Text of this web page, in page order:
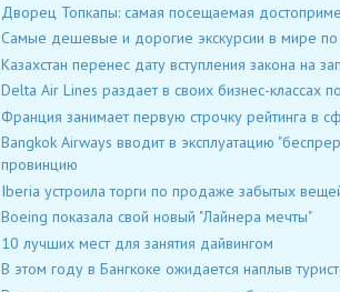
Дворец Топкапы: самая посещаемая
Самые дешевые и дорогие экскурсии в мире
Казахстан перенес дату вступления закона на
Delta Air Lines раздает в своих бизнес-классах
Франция занимает первую строчку рейтинга в
Bangkok Airways вводит в эксплуатацию
провинцию
Iberia устроила торги по продаже забытых
Boeing показала свой новый "Лайнера мечты"
10 лучших мест для занятия дайвингом
В этом году в Бангкоке ожидается наплыв